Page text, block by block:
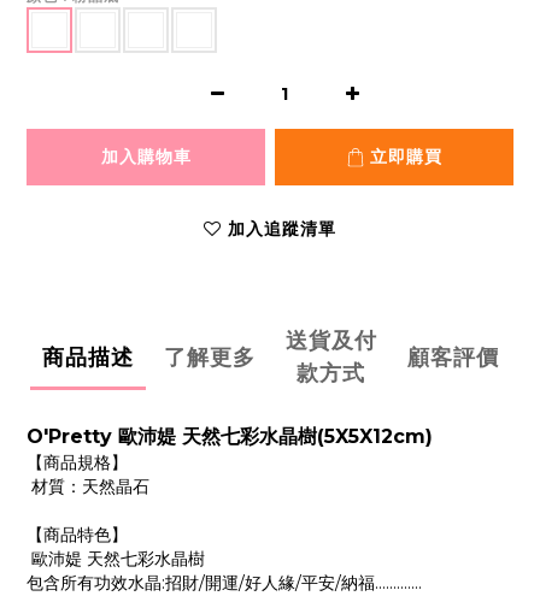
加入購物車 立即購買
加入追蹤清單
商品描述 了解更多
送貨及付
款方式
顧客評價
O'Pretty 歐沛媞 天然七彩水晶樹(5X5X12cm)
【商品規格】
材質：天然晶石
【商品特色】
歐沛媞 天然七彩水晶樹
包含所有功效水晶:招財/開運/好人緣/平安/納福.............